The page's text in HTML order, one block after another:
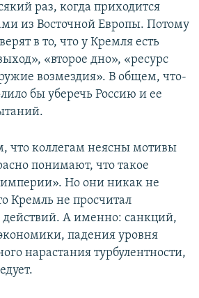
раз, когда приходится
из Восточной Европы. Потому
в то, что у Кремля есть
«второе дно», «ресурс
возмездия». В общем, что-
бы уберечь Россию и ее
что коллегам неясны мотивы
понимают, что такое
Но они никак не
Кремль не просчитал
действий. А именно: санкций,
падения уровня
нарастания турбулентности,